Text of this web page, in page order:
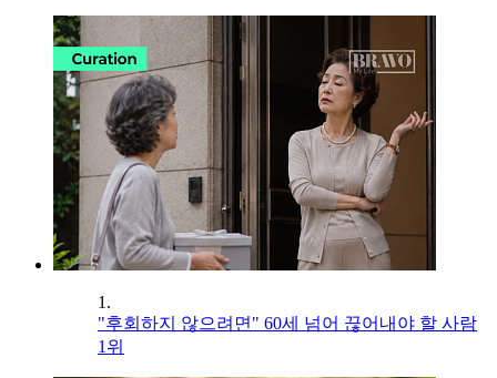
1.
"후회하지 않으려면" 60세 넘어 끊어내야 할 사람
1위